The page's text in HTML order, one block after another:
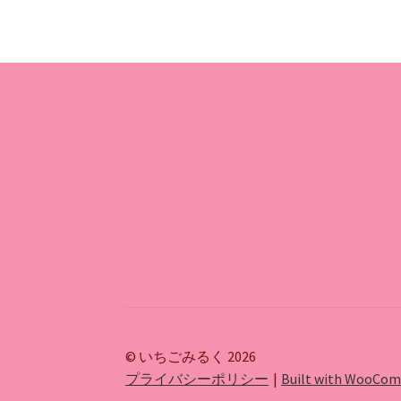
© いちごみるく 2026
プライバシーポリシー
Built with